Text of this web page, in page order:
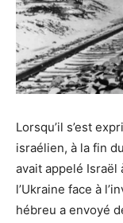
Lorsqu’il s’est
israélien, à la fin
avait appelé Israël
l’Ukraine face à
hébreu a envoyé